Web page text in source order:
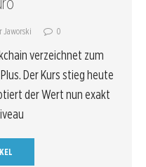
Jaworski 0
verzeichnet zum
Der Kurs stieg heute
der Wert nun exakt